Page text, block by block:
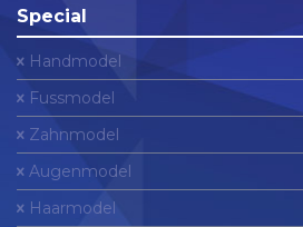
Special
Handmodel
Fussmodel
Zahnmodel
Augenmodel
Haarmodel